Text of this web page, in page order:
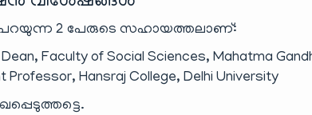
2 പേരുടെ സഹായത്തലാണ്:
Faculty of Social Sciences, Mahatma
Professor, Hansraj College, Delhi University